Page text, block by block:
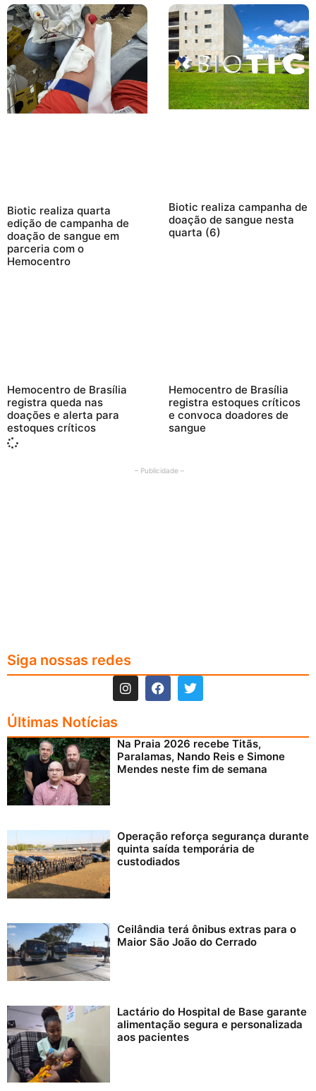
Biotic realiza quarta
edição de campanha de
doação de sangue em
parceria com o
Hemocentro
Biotic realiza campanha de
doação de sangue nesta
quarta (6)
Hemocentro de Brasília
registra queda nas
doações e alerta para
estoques críticos
Hemocentro de Brasília
registra estoques críticos
e convoca doadores de
sangue
– Publicidade –
Siga nossas redes
Últimas Notícias
Na Praia 2026 recebe Titãs,
Paralamas, Nando Reis e Simone
Mendes neste fim de semana
Operação reforça segurança durante
quinta saída temporária de
custodiados
Ceilândia terá ônibus extras para o
Maior São João do Cerrado
Lactário do Hospital de Base garante
alimentação segura e personalizada
aos pacientes